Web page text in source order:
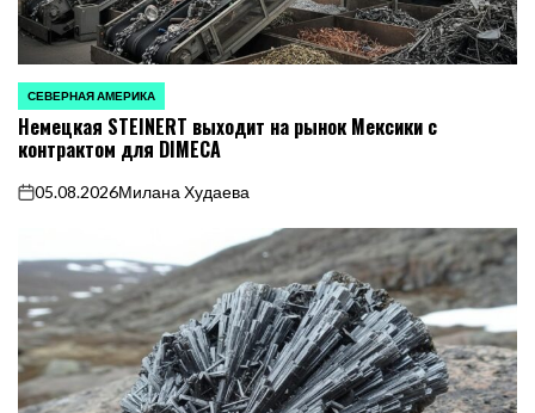
ОПУБЛИКОВАНО
В
СЕВЕРНАЯ АМЕРИКА
Немецкая STEINERT выходит на рынок Мексики с
контрактом для DIMECA
on
05.08.2026Милана Худаева